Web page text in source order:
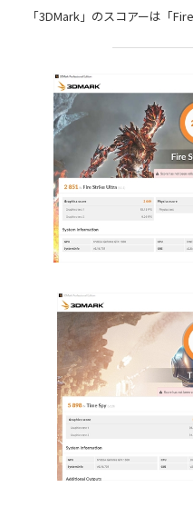
「3DMark」のスコアーは「